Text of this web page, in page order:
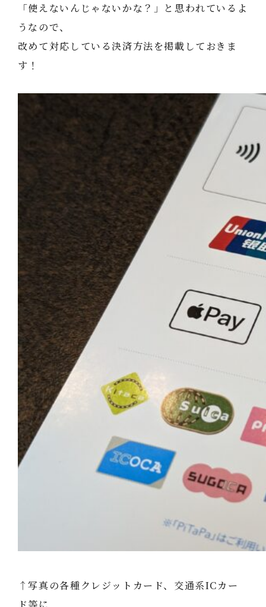
「使えないんじゃないかな？」と思われているよ
うなので、
改めて対応している決済方法を掲載しておきま
す！
↑写真の各種クレジットカード、交通系ICカー